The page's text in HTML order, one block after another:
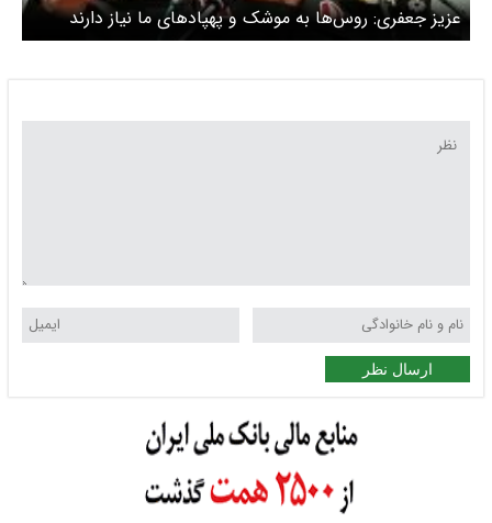
عزیز جعفری: روس‌ها به موشک و پهپادهای ما نیاز دارند
ارسال نظر